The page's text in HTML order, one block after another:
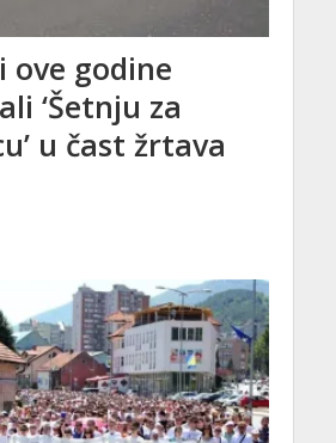
ove godine
‘Šetnju za
u čast žrtava